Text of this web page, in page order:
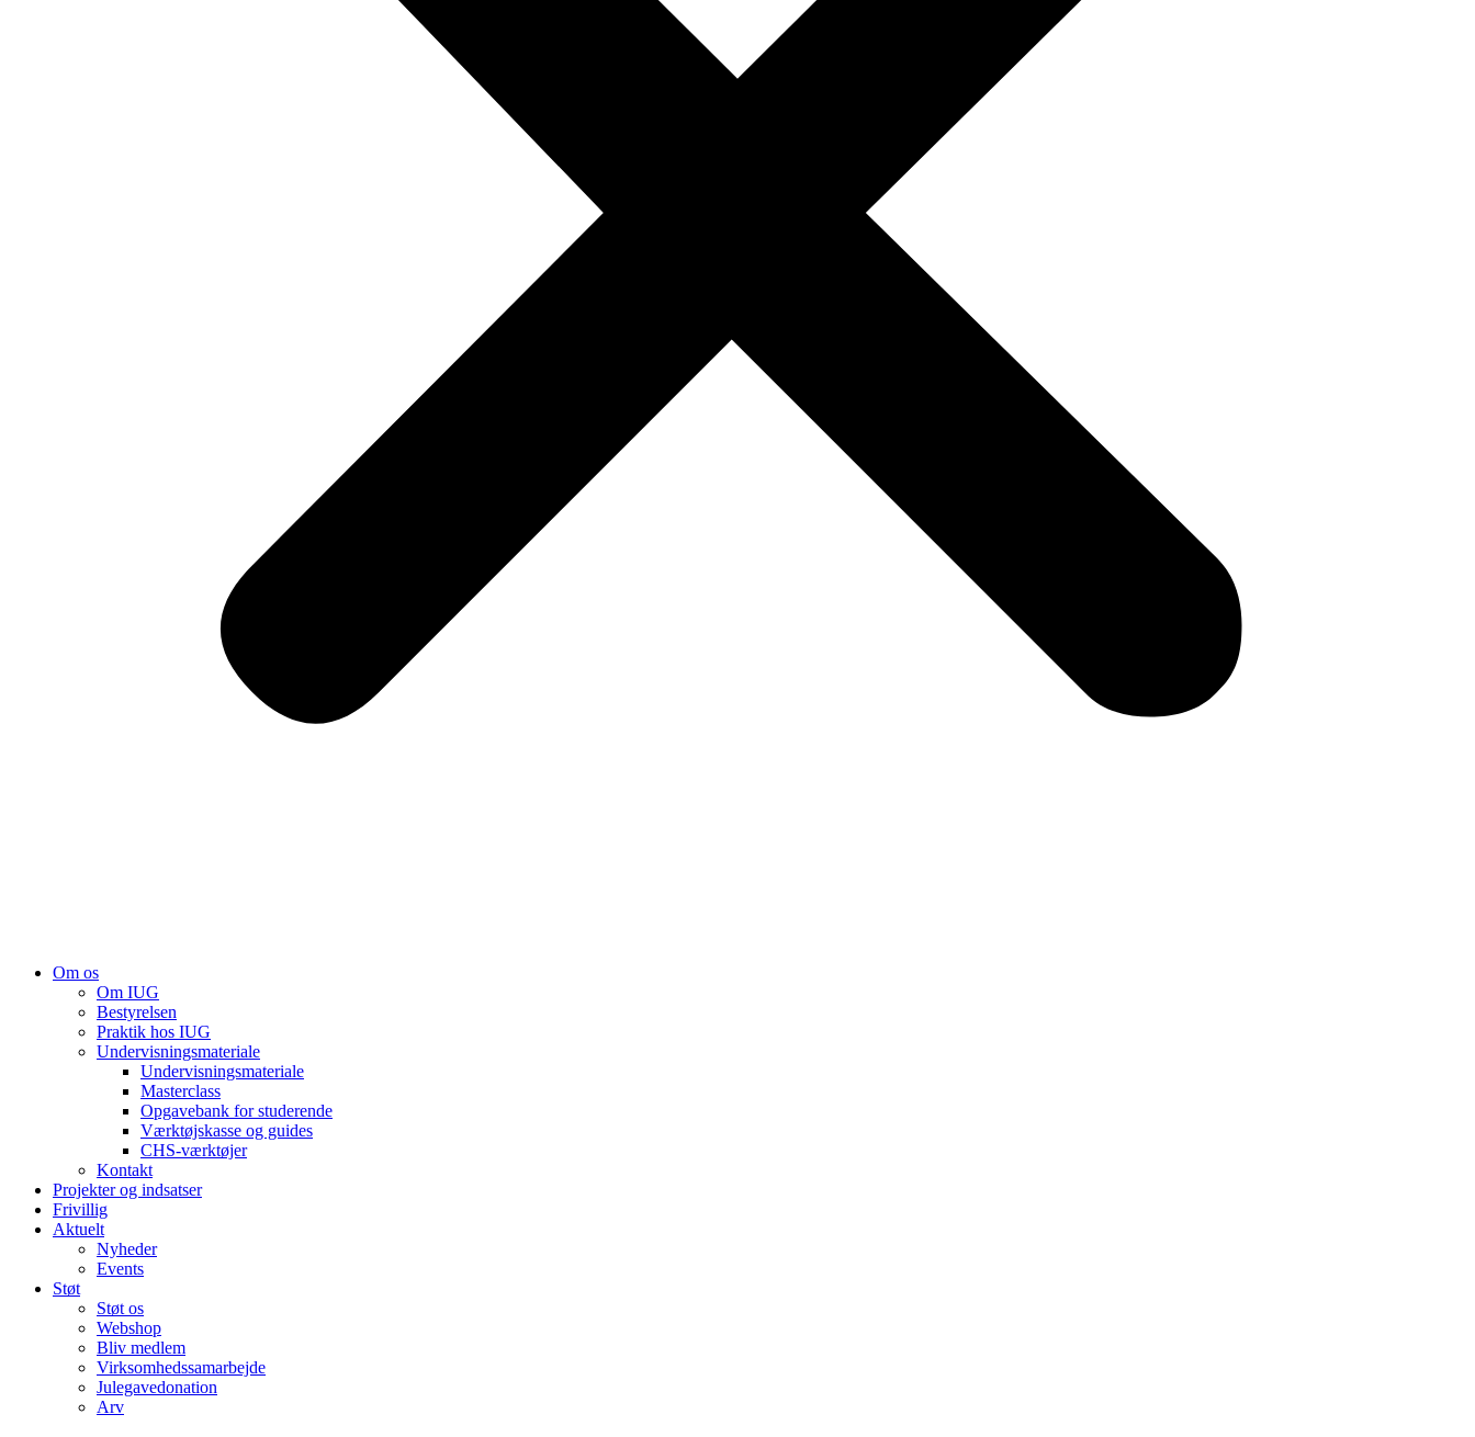
Om os
Om IUG
Bestyrelsen
Praktik hos IUG
Undervisningsmateriale
Undervisningsmateriale
Masterclass
Opgavebank for studerende
Værktøjskasse og guides
CHS-værktøjer
Kontakt
Projekter og indsatser
Frivillig
Aktuelt
Nyheder
Events
Støt
Støt os
Webshop
Bliv medlem
Virksomhedssamarbejde
Julegavedonation
Arv